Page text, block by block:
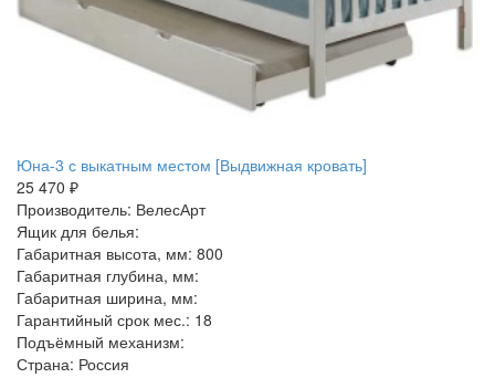
Юна-3 с выкатным местом [Выдвижная кровать]
25 470 ₽
Производитель: ВелесАрт
Ящик для белья:
Габаритная высота, мм: 800
Габаритная глубина, мм:
Габаритная ширина, мм:
Гарантийный срок мес.: 18
Подъёмный механизм:
Страна: Россия